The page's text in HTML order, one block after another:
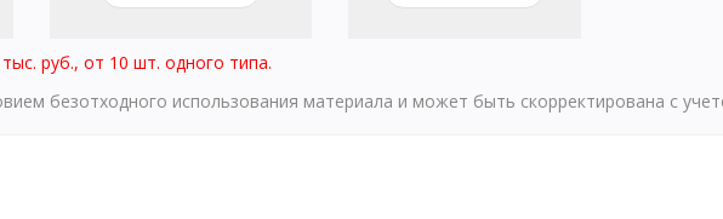
руб., от 10 шт. одного типа.
безотходного использования материала и может быть скорректирована с